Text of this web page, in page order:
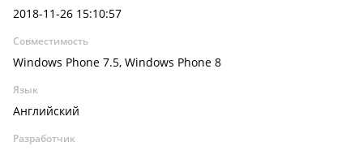
2018-11-26 15:10:57
Совместимость
Windows Phone 7.5, Windows Phone 8
Язык
Английский
Разработчик